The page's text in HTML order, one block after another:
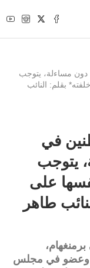
دون مساءلة، يتوجب
بقلم: النائب
في
يتوجب
على
طاهر
15 أكتوبر 1971 في برمنغهام،
وعضو في مجلس